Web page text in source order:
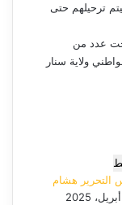
ترحيلهم حتى
عدد من
ولاية سنار
هشام